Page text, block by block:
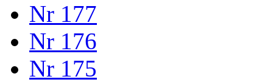
Nr 177
Nr 176
Nr 175